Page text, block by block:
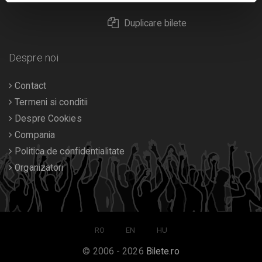
Duplicare bilete
Despre noi
Contact
Termeni si conditii
Despre Cookies
Compania
Politica de confidentialitate
Organizatori
RO EN HU
© 2006 - 2026 Bilete.ro